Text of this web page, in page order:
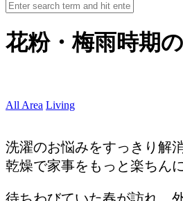
花粉・梅雨時期
All Area Living
洗濯のお悩みをすっきり解
乾燥で家事をもっと楽ちん